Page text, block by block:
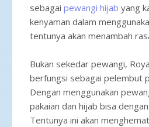
sebagai pewangi hijab yang
kenyaman dalam
tentunya akan menambah
Bukan sekedar pewangi,
berfungsi sebagai pelembut
Dengan menggunakan
pakaian dan hijab bisa
Tentunya ini akan